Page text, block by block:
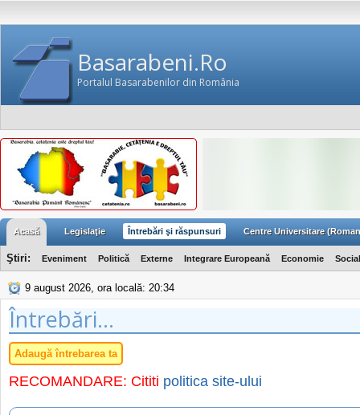
Basarabeni.Ro
Portalul Basarabenilor din România
Acasă Legislaţie Întrebări şi răspunsuri Centre Universitare
Ştiri: Eveniment Politică Externe Integrare Europeană Economie Social
9 august 2026, ora locală: 20:34
Întrebări...
Adaugă întrebarea ta
RECOMANDARE: Cititi politica site-ului